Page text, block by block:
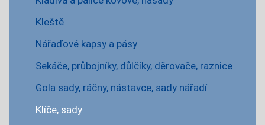
Kleště
Nářaďové kapsy a pásy
Sekáče, průbojníky, důlčíky, děrovače, raznice
Gola sady, ráčny, nástavce, sady nářadí
Klíče, sady